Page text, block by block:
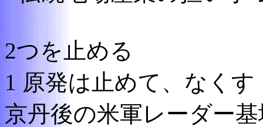
2つを止める
1 原発は止めて、なくす
京丹後の米軍レーダー